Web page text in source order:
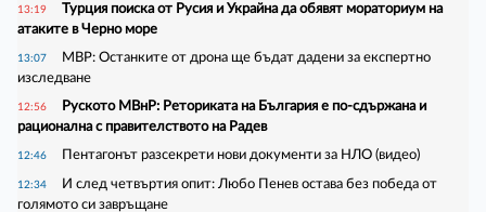
13:19
Турция поиска от Русия и Украйна да обявят мораториум на
атаките в Черно море
13:07
МВР: Останките от дрона ще бъдат дадени за експертно
изследване
12:56
Руското МВнР: Реториката на България е по-сдържана и
рационална с правителството на Радев
12:46 Пентагонът разсекрети нови документи за НЛО (видео)
12:34
И след четвъртия опит: Любо Пенев остава без победа от
голямото си завръщане